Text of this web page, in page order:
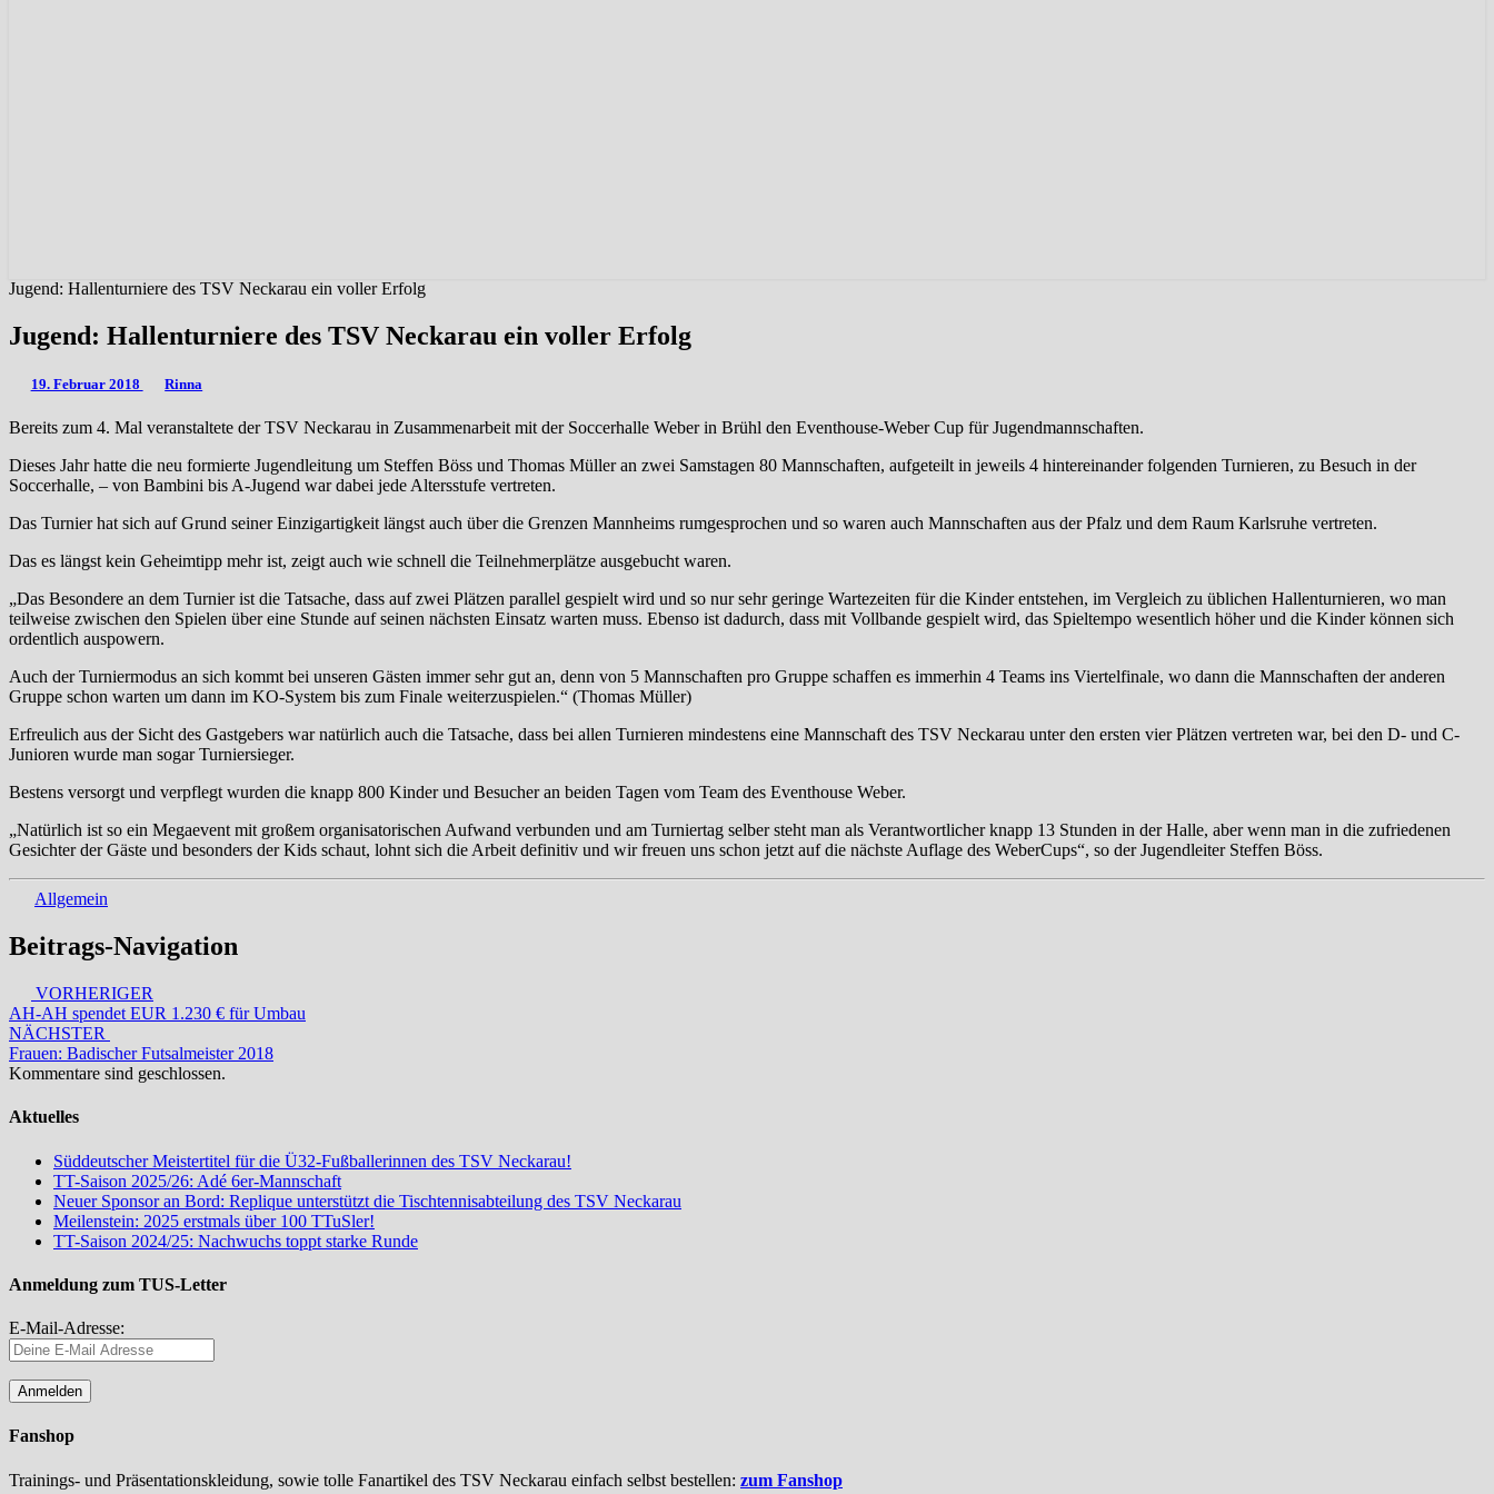
Jugend: Hallenturniere des TSV Neckarau ein voller Erfolg
Jugend: Hallenturniere des TSV Neckarau ein voller Erfolg
19. Februar 2018 Rinna
Bereits zum 4. Mal veranstaltete der TSV Neckarau in Zusammenarbeit mit der Soccerhalle Weber in Brühl den Eventhouse-Weber Cup für Jugendmannschaften.
Dieses Jahr hatte die neu formierte Jugendleitung um Steffen Böss und Thomas Müller an zwei Samstagen 80 Mannschaften, aufgeteilt in jeweils 4 hintereinander folgenden Turnieren, zu Besuch in der
Soccerhalle, – von Bambini bis A-Jugend war dabei jede Altersstufe vertreten.
Das Turnier hat sich auf Grund seiner Einzigartigkeit längst auch über die Grenzen Mannheims rumgesprochen und so waren auch Mannschaften aus der Pfalz und dem Raum Karlsruhe vertreten.
Das es längst kein Geheimtipp mehr ist, zeigt auch wie schnell die Teilnehmerplätze ausgebucht waren.
„Das Besondere an dem Turnier ist die Tatsache, dass auf zwei Plätzen parallel gespielt wird und so nur sehr geringe Wartezeiten für die Kinder entstehen, im Vergleich zu üblichen Hallenturnieren, wo man
teilweise zwischen den Spielen über eine Stunde auf seinen nächsten Einsatz warten muss. Ebenso ist dadurch, dass mit Vollbande gespielt wird, das Spieltempo wesentlich höher und die Kinder können sich
ordentlich auspowern.
Auch der Turniermodus an sich kommt bei unseren Gästen immer sehr gut an, denn von 5 Mannschaften pro Gruppe schaffen es immerhin 4 Teams ins Viertelfinale, wo dann die Mannschaften der anderen
Gruppe schon warten um dann im KO-System bis zum Finale weiterzuspielen.“ (Thomas Müller)
Erfreulich aus der Sicht des Gastgebers war natürlich auch die Tatsache, dass bei allen Turnieren mindestens eine Mannschaft des TSV Neckarau unter den ersten vier Plätzen vertreten war, bei den D- und C-
Junioren wurde man sogar Turniersieger.
Bestens versorgt und verpflegt wurden die knapp 800 Kinder und Besucher an beiden Tagen vom Team des Eventhouse Weber.
„Natürlich ist so ein Megaevent mit großem organisatorischen Aufwand verbunden und am Turniertag selber steht man als Verantwortlicher knapp 13 Stunden in der Halle, aber wenn man in die zufriedenen
Gesichter der Gäste und besonders der Kids schaut, lohnt sich die Arbeit definitiv und wir freuen uns schon jetzt auf die nächste Auflage des WeberCups“, so der Jugendleiter Steffen Böss.
Allgemein
Beitrags-Navigation
VORHERIGER
AH-AH spendet EUR 1.230 € für Umbau
NÄCHSTER
Frauen: Badischer Futsalmeister 2018
Kommentare sind geschlossen.
Aktuelles
Süddeutscher Meistertitel für die Ü32-Fußballerinnen des TSV Neckarau!
TT-Saison 2025/26: Adé 6er-Mannschaft
Neuer Sponsor an Bord: Replique unterstützt die Tischtennisabteilung des TSV Neckarau
Meilenstein: 2025 erstmals über 100 TTuSler!
TT-Saison 2024/25: Nachwuchs toppt starke Runde
Anmeldung zum TUS-Letter
E-Mail-Adresse:
Fanshop
Trainings- und Präsentationskleidung, sowie tolle Fanartikel des TSV Neckarau einfach selbst bestellen: zum Fanshop